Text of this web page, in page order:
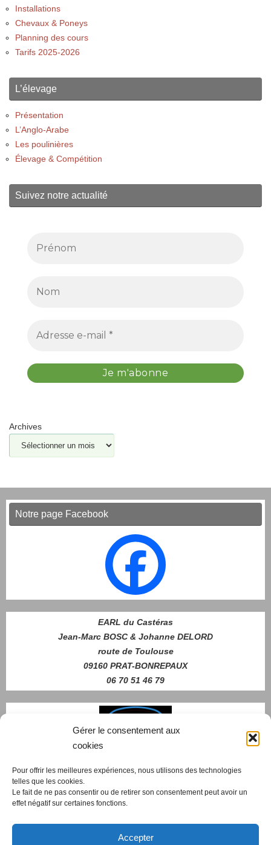
Gérer le consentement aux
cookies
Pour offrir les meilleures expériences, nous utilisons des technologies
telles que les cookies.
Le fait de ne pas consentir ou de retirer son consentement peut avoir un
effet négatif sur certaines fonctions.
Accepter
Installations
Chevaux & Poneys
Planning des cours
Tarifs 2025-2026
L’élevage
Présentation
L’Anglo-Arabe
Les poulinières
Élevage & Compétition
Suivez notre actualité
Archives
Notre page Facebook
EARL du Castéras
Jean-Marc BOSC & Johanne DELORD
route de Toulouse
09160 PRAT-BONREPAUX
06 70 51 46 79